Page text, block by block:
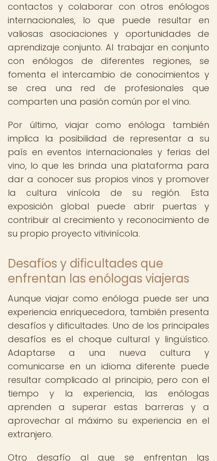
contactos y colaborar con otros enólogos
internacionales, lo que puede resultar en
valiosas asociaciones y oportunidades de
aprendizaje conjunto. Al trabajar en conjunto
con enólogos de diferentes regiones, se
fomenta el intercambio de conocimientos y
se crea una red de profesionales que
comparten una pasión común por el vino.
Por último, viajar como enóloga también
implica la posibilidad de representar a su
país en eventos internacionales y ferias del
vino, lo que les brinda una plataforma para
dar a conocer sus propios vinos y promover
la cultura vinícola de su región. Esta
exposición global puede abrir puertas y
contribuir al crecimiento y reconocimiento de
su propio proyecto vitivinícola.
Desafíos y dificultades que
enfrentan las enólogas viajeras
Aunque viajar como enóloga puede ser una
experiencia enriquecedora, también presenta
desafíos y dificultades. Uno de los principales
desafíos es el choque cultural y lingüístico.
Adaptarse a una nueva cultura y
comunicarse en un idioma diferente puede
resultar complicado al principio, pero con el
tiempo y la experiencia, las enólogas
aprenden a superar estas barreras y a
aprovechar al máximo su experiencia en el
extranjero.
Otro desafío al que se enfrentan las